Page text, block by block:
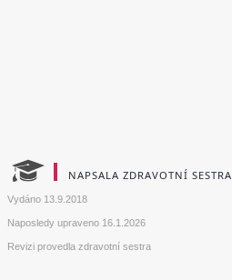
NAPSALA ZDRAVOTNÍ SESTRA
Vydáno 13.9.2018
Naposledy upraveno 16.1.2026
Revizi provedla zdravotní sestra